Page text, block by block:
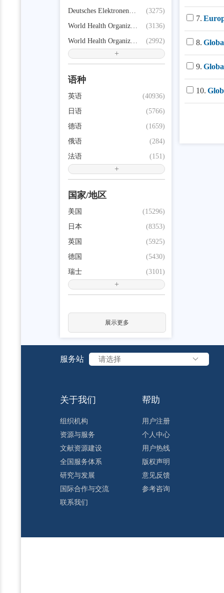
(3275)
Deutsches Elektronen-Synchrotron
(3136)
World Health Organization
(2992)
World Health Organization,
+
语种
(40936)
英语
(5766)
日语
(1659)
德语
(284)
俄语
(151)
法语
+
国家/地区
(15296)
美国
(8353)
日本
(5925)
英国
(5430)
德国
(3101)
瑞士
+
展示更多
7.
8.
9.
10.
服务站 请选择
关于我们
组织机构
资源与服务
文献资源建设
全国服务体系
研究与发展
国际合作与交流
联系我们
帮助
用户注册
个人中心
用户热线
版权声明
意见反馈
参考咨询